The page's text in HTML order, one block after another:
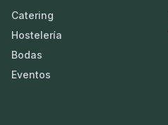
Catering
Hostelería
Bodas
Eventos